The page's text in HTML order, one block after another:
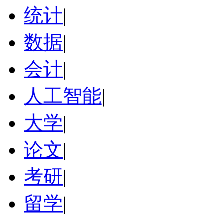
统计|
数据|
会计|
人工智能|
大学|
论文|
考研|
留学|